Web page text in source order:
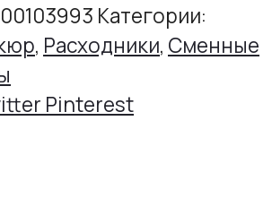
Категории:
, Расходники, Сменные
Pinterest